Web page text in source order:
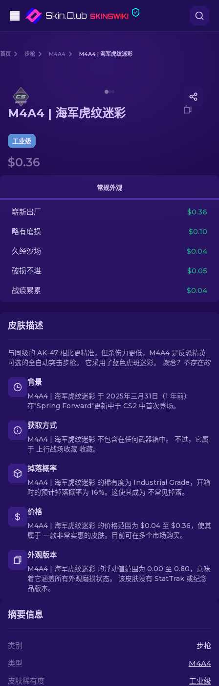
狙击步枪
匕首
手套
其他
首页 步枪 M4A4 M4A4 | 海军虎纹迷彩
M4A4 | 海军虎纹迷彩
工业级
$0.36
常规外观
崭新出厂 $0.36
略有磨损 $0.10
久经沙场 $0.04
破损不堪 $0.05
战痕累累 $0.04
皮肤描述
与同级的 AK-47 相比更精准，但杀伤力更低，M4A4 是反恐精英
可选的全自动突击步枪。 它采用了蓝色虎斑迷彩。 濒危？不存在的
背景
M4A4 | 海军虎纹迷彩 于 2025年三月31日（1 年前）
在"Spring Forward"更新中于 CS2 中首次登场。
获取方式
M4A4 | 海军虎纹迷彩 不包含在任何武器箱中。 不过，它属
于 上行战场收藏 收藏。
掉落概率
M4A4 | 海军虎纹迷彩 的稀有度为 Industrial Grade，开箱
时的预计掉落概率为 16%。这使其成为 不常见掉落。
价格
M4A4 | 海军虎纹迷彩 的价格范围为 $0.04 至 $0.36，使其
属于 一款非常实惠的皮肤。目前可在多个市场购买。
外观版本
M4A4 | 海军虎纹迷彩 的浮动值范围为 0.00 至 0.60，意味
着它涵盖所有外观磨损状态。 该皮肤没有 StatTrak 或纪念
品版本。
摘要信息
类别
步枪
类型
M4A4
皮肤稀有度
工业级